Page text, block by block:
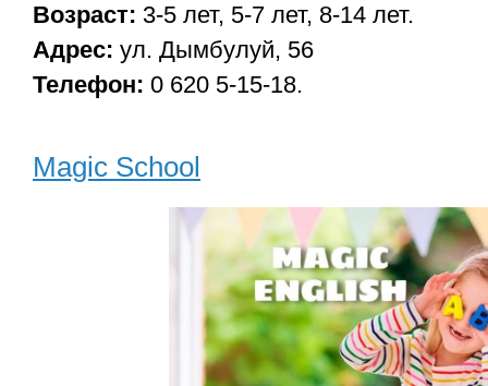
Возраст: 3-5 лет, 5-7 лет, 8-14 лет.
Адрес: ул. Дымбулуй, 56
Телефон: 0 620 5-15-18.
Magic School